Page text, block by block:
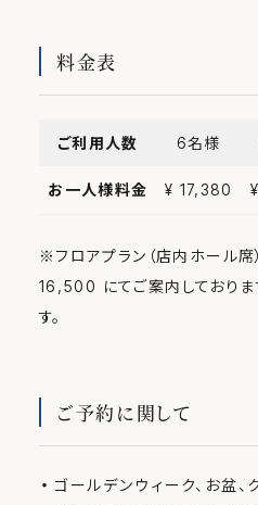
料金表
ご利用人数 6名様
お一人様料金 ¥ 17,380
※フロアプラン（店内ホール席
16,500 にてご案内しており
す。
ご予約に関して
ゴールデンウィーク、お盆、